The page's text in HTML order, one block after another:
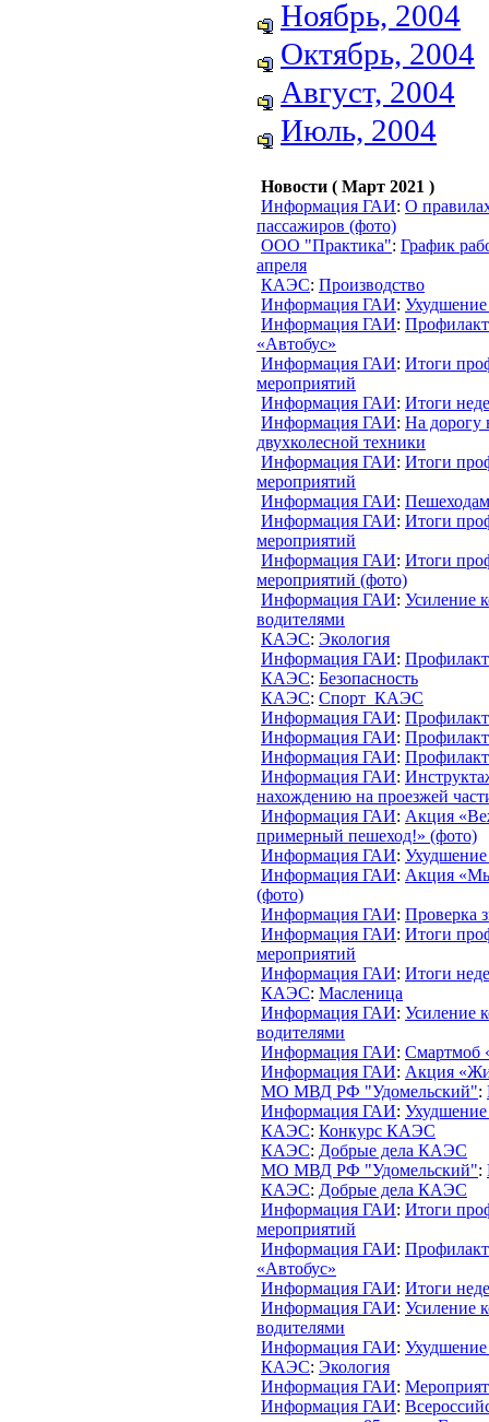
Ноябрь, 2004
Октябрь, 2004
Август, 2004
Июль, 2004
Новости ( Март 2021 )
Информация ГАИ: О
пассажиров (фото)
ООО "Практика": График
апреля
КАЭС: Производство
Информация ГАИ:
Информация ГАИ:
«Автобус»
Информация ГАИ: Итоги
мероприятий
Информация ГАИ: Итоги
Информация ГАИ: На дорогу
двухколесной техники
Информация ГАИ: Итоги
мероприятий
Информация ГАИ: Пешеходам
Информация ГАИ: Итоги
мероприятий
Информация ГАИ: Итоги
мероприятий (фото)
Информация ГАИ: Усиление
водителями
КАЭС: Экология
Информация ГАИ:
КАЭС: Безопасность
КАЭС: Спорт_КАЭС
Информация ГАИ:
Информация ГАИ:
Информация ГАИ:
Информация ГАИ:
нахождению на проезжей
Информация ГАИ: Акция
примерный пешеход!» (фото)
Информация ГАИ:
Информация ГАИ: Акция «Мы
(фото)
Информация ГАИ: Проверка
Информация ГАИ: Итоги
мероприятий
Информация ГАИ: Итоги
КАЭС: Масленица
Информация ГАИ: Усиление
водителями
Информация ГАИ: Смартмоб
Информация ГАИ: Акция
МО МВД РФ "Удомельский":
Информация ГАИ:
КАЭС: Конкурс КАЭС
КАЭС: Добрые дела КАЭС
МО МВД РФ "Удомельский":
КАЭС: Добрые дела КАЭС
Информация ГАИ: Итоги
мероприятий
Информация ГАИ:
«Автобус»
Информация ГАИ: Итоги
Информация ГАИ: Усиление
водителями
Информация ГАИ:
КАЭС: Экология
Информация ГАИ:
Информация ГАИ: